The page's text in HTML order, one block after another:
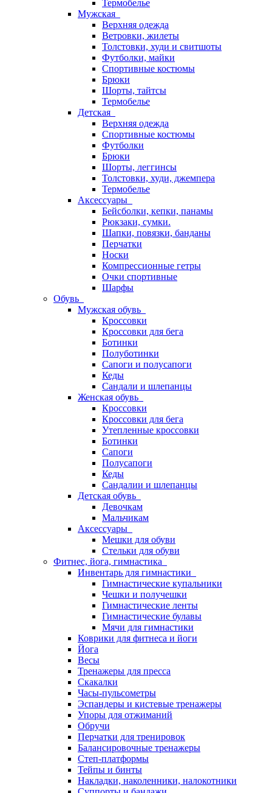
Термобелье
Мужская
Верхняя одежда
Ветровки, жилеты
Толстовки, худи и свитшоты
Футболки, майки
Спортивные костюмы
Брюки
Шорты, тайтсы
Термобелье
Детская
Верхняя одежда
Спортивные костюмы
Футболки
Брюки
Шорты, леггинсы
Толстовки, худи, джемпера
Термобелье
Аксессуары
Бейсболки, кепки, панамы
Рюкзаки, сумки.
Шапки, повязки, банданы
Перчатки
Носки
Компрессионные гетры
Очки спортивные
Шарфы
Обувь
Мужская обувь
Кроссовки
Кроссовки для бега
Ботинки
Полуботинки
Сапоги и полусапоги
Кеды
Сандали и шлепанцы
Женская обувь
Кроссовки
Кроссовки для бега
Утепленные кроссовки
Ботинки
Сапоги
Полусапоги
Кеды
Сандалии и шлепанцы
Детская обувь
Девочкам
Мальчикам
Аксессуары
Мешки для обуви
Стельки для обуви
Фитнес, йога, гимнастика
Инвентарь для гимнастики
Гимнастические купальники
Чешки и получешки
Гимнастические ленты
Гимнастические булавы
Мячи для гимнастики
Коврики для фитнеса и йоги
Йога
Весы
Тренажеры для пресса
Скакалки
Часы-пульсометры
Эспандеры и кистевые тренажеры
Упоры для отжиманий
Обручи
Перчатки для тренировок
Балансировочные тренажеры
Степ-платформы
Тейпы и бинты
Накладки, наколенники, налокотники